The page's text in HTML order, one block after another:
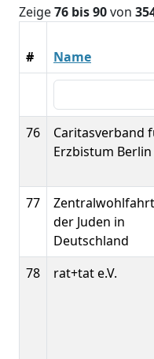
Zeige76 bis 90von
# Name
76
Caritasverband
Erzbistum Berlin
77
der Juden in
Deutschland
78 rat+tat e.V.